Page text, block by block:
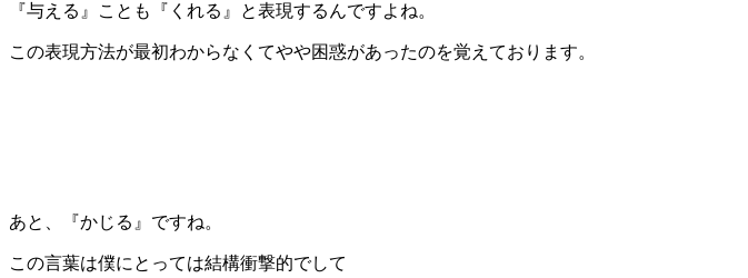
『与える』ことも『くれる』と表現するんですよね。
この表現方法が最初わからなくてやや困惑があったのを覚えております。
あと、『かじる』ですね。
この言葉は僕にとっては結構衝撃的でして